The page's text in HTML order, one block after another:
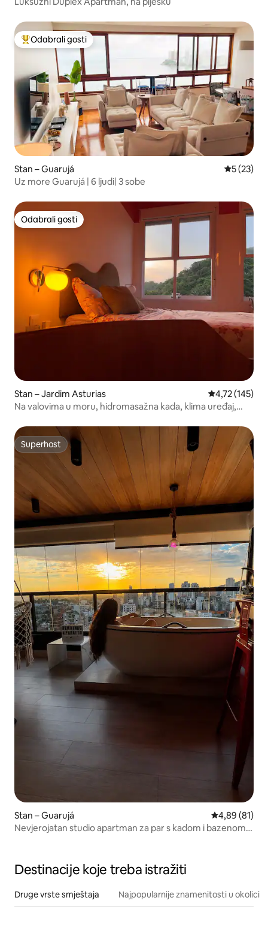
Među najviše rangiranima s oznakom „Odabrali gosti”
Odabrali gosti
Stan – Guarujá Prosječna
5 (23)
Uz more Guarujá | 6 ljudi| 3 sobe
Odabrali gosti
Odabrali gosti
Stan – Jardim Asturias Prosječna
4,72 (145)
Na valovima u moru, hidromasažna kada, klima uređaj,
Superhost
Superhost
Stan – Guarujá Prosječna
4,89 (81)
Nevjerojatan studio apartman za par s kadom i bazenom i
Destinacije koje treba istražiti
Druge vrste smještaja Najpopularnije znamenitosti u okolici